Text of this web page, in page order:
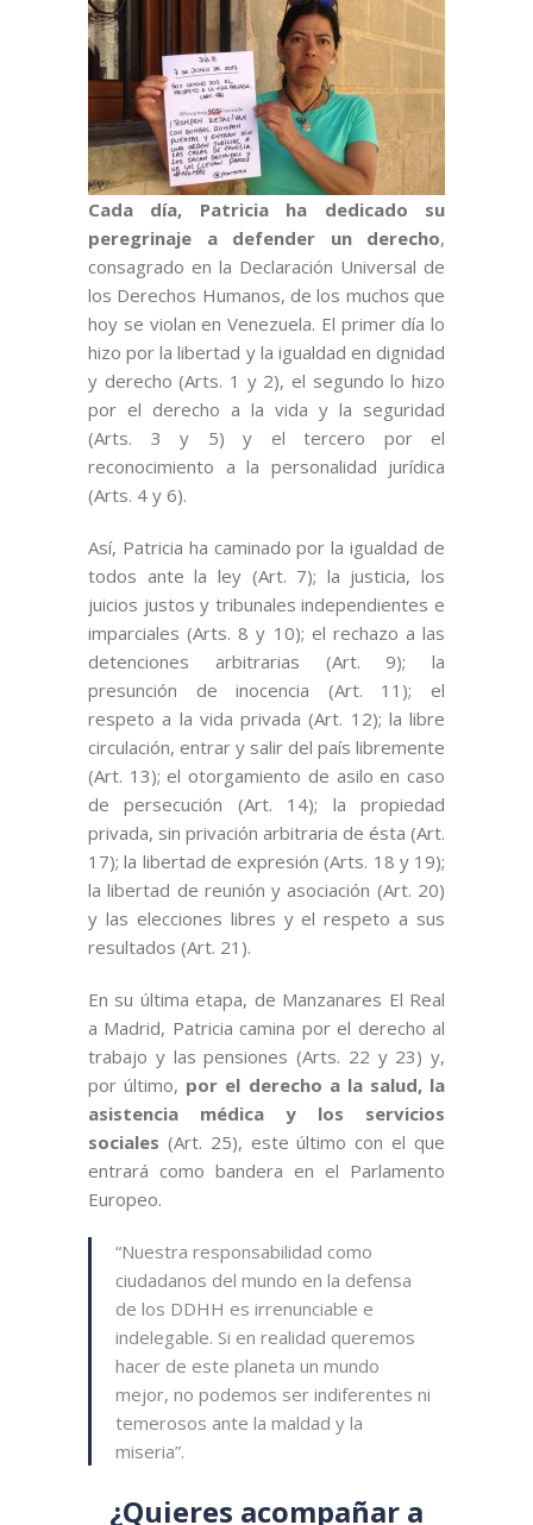
Cada día, Patricia ha dedicado su
peregrinaje a defender un derecho,
consagrado en la Declaración Universal de
los Derechos Humanos, de los muchos que
hoy se violan en Venezuela. El primer día lo
hizo por la libertad y la igualdad en dignidad
y derecho (Arts. 1 y 2), el segundo lo hizo
por el derecho a la vida y la seguridad
(Arts. 3 y 5) y el tercero por el
reconocimiento a la personalidad jurídica
(Arts. 4 y 6).
Así, Patricia ha caminado por la igualdad de
todos ante la ley (Art. 7); la justicia, los
juicios justos y tribunales independientes e
imparciales (Arts. 8 y 10); el rechazo a las
detenciones arbitrarias (Art. 9); la
presunción de inocencia (Art. 11); el
respeto a la vida privada (Art. 12); la libre
circulación, entrar y salir del país libremente
(Art. 13); el otorgamiento de asilo en caso
de persecución (Art. 14); la propiedad
privada, sin privación arbitraria de ésta (Art.
17); la libertad de expresión (Arts. 18 y 19);
la libertad de reunión y asociación (Art. 20)
y las elecciones libres y el respeto a sus
resultados (Art. 21).
En su última etapa, de Manzanares El Real
a Madrid, Patricia camina por el derecho al
trabajo y las pensiones (Arts. 22 y 23) y,
por último, por el derecho a la salud, la
asistencia médica y los servicios
sociales (Art. 25), este último con el que
entrará como bandera en el Parlamento
Europeo.
“Nuestra responsabilidad como
ciudadanos del mundo en la defensa
de los DDHH es irrenunciable e
indelegable. Si en realidad queremos
hacer de este planeta un mundo
mejor, no podemos ser indiferentes ni
temerosos ante la maldad y la
miseria”.
¿Quieres acompañar a